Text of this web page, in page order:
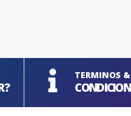
TERMINOS &